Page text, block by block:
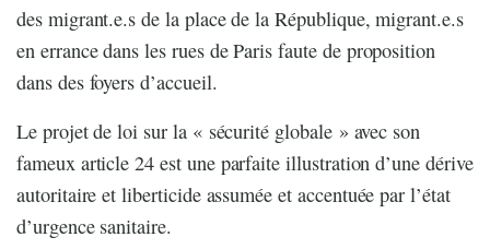
des migrant.e.s de la place de la République, migrant.e.s
en errance dans les rues de Paris faute de proposition
dans des foyers d’accueil.
Le projet de loi sur la « sécurité globale » avec son
fameux article 24 est une parfaite illustration d’une dérive
autoritaire et liberticide assumée et accentuée par l’état
d’urgence sanitaire.